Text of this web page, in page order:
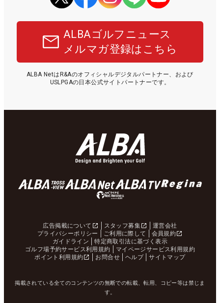
ALBAゴルフニュース
メルマガ登録はこちら
ALBA NetはR&Aのオフィシャルデジタルパートナー、および
USLPGAの日本公式サイトパートナーです。
広告掲載について スタッフ募集
運営会社
プライバシーポリシー
ご利用に際して
会員規約
ガイドライン
特定商取引法に基づく表示
ゴルフ場予約サービス利用規約
マイページサービス利用規約
ポイント利用規約
お問合せ ヘルプ サイトマップ
掲載されている全てのコンテンツの無断での転載、転用、コピー等は禁じま
す。